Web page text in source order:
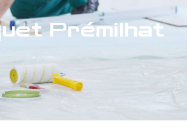
Prémilhat